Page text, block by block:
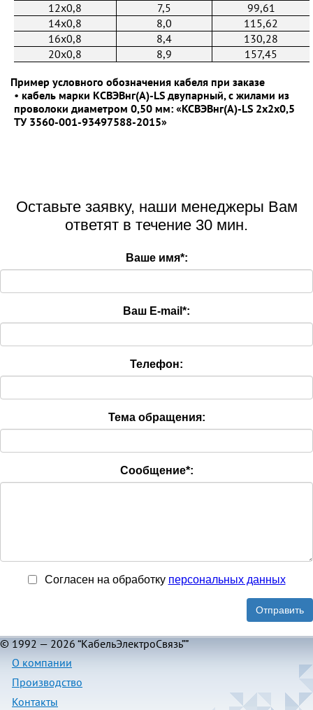
12x0,8
7,5
99,61
14x0,8
8,0
115,62
16x0,8
8,4
130,28
20x0,8
8,9
157,45
Пример условного обозначения кабеля при заказе
• кабель марки КСВЭВнг(А)-LS двупарный, с жилами из
проволоки диаметром 0,50 мм: «KCВЭВнг(A)-LS 2x2x0,5
ТУ 3560-001-93497588-2015»
Оставьте заявку, наши менеджеры Вам
ответят в течение 30 мин.
Ваше имя*:
Ваш E-mail *:
Телефон:
Тема обращения:
Сообщение*:
Согласен на обработку персональныx данных
Отправить
© 1992 — 2026 “КабельЭлектроСвязь””
О компании
Производство
Контакты